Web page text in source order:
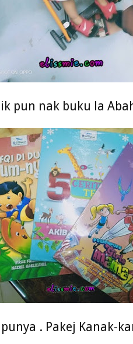
pun nak buku la
. Pakej Kanak-